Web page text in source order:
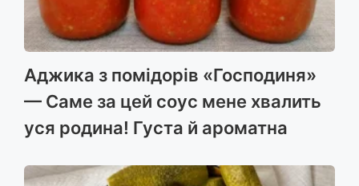
Аджика з помідорів «Господиня»
— Саме за цей соус мене хвалить
уся родина! Густа й ароматна